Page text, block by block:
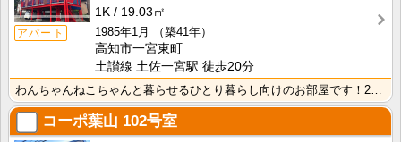
アパート
1K
19.03㎡
1985年1月
（築41年）
高知市一宮東町
土讃線 土佐一宮駅 徒歩20分
コーポ葉山 102号室